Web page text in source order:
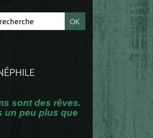
sont des rêves.
un peu plus que